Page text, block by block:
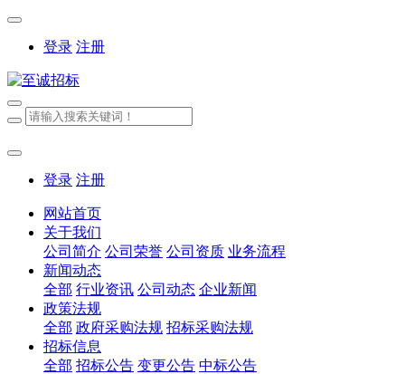
登录 注册
登录 注册
网站首页
关于我们
公司简介 公司荣誉 公司资质 业务流程
新闻动态
全部 行业资讯 公司动态 企业新闻
政策法规
全部 政府采购法规 招标采购法规
招标信息
全部 招标公告 变更公告 中标公告